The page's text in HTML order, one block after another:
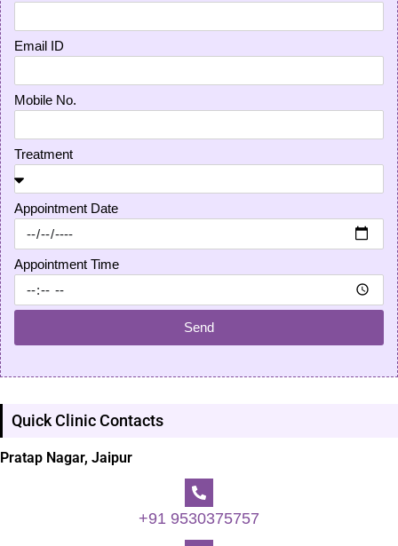
Email ID
Mobile No.
Treatment
Appointment Date
Appointment Time
Send
Quick Clinic Contacts
Pratap Nagar, Jaipur
+91 9530375757